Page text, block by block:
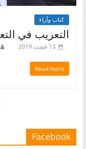
كتاب وآراء
التعريب في
13 غشت 2019
Read more
Facebook